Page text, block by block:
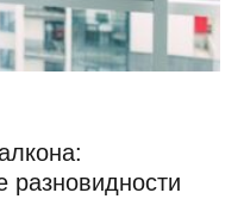
разновидности